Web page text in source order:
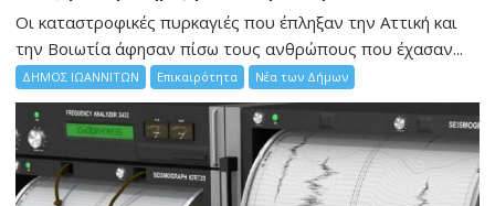
Οι καταστροφικές πυρκαγιές που έπληξαν την Αττική και
την Bοιωτία άφησαν πίσω τους ανθρώπους που έχασαν...
ΔΗΜΟΣ ΙΩΑΝΝΙΤΩΝ Επικαιρότητα Νέα των Δήμων